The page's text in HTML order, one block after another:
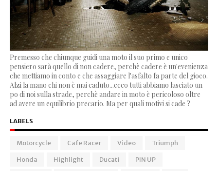
Premesso che chiunque guidi una moto il suo primo e unico
pensiero sarà quello di non cadere, perchè cadere è un'evenienza
che mettiamo in conto e che assaggiare l'asfalto fa parte del gioco.
Alzi la mano chi non è mai caduto...ecco tutti abbiamo lasciato un
po di noi sulla strade, perchè andare in moto è pericoloso oltre
ad avere un equilibrio precario. Ma per quali motivi si cade ?
LABELS
Motorcycle Cafe Racer Video
Triumph
Honda
Highlight Ducati
PIN UP